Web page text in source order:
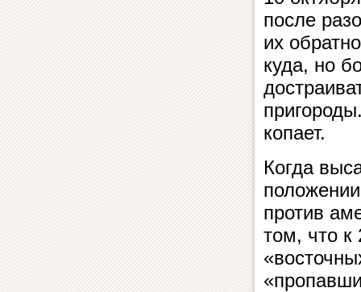
после
их
куда, но
копает.
Когда
против
том, что к